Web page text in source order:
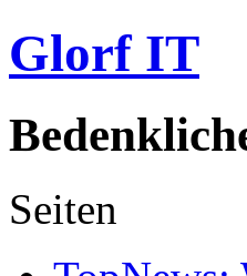
Glorf IT
Seiten